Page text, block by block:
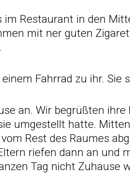
Restaurant in den
mit ner guten
Fahrrad zu ihr. Sie
an. Wir begrüßten
umgestellt hatte.
Rest des Raumes
riefen dann an und
Tag nicht Zuhause